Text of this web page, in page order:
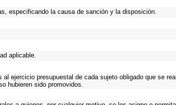
especificando la causa de sanción y la disposición.
aplicable.
ejercicio presupuestal de cada sujeto obligado que se
hubieren sido promovidos.